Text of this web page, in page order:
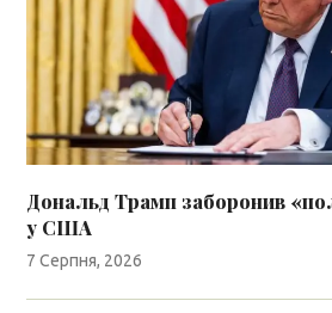
Дональд Трамп заборонив
у США
7 Серпня, 2026